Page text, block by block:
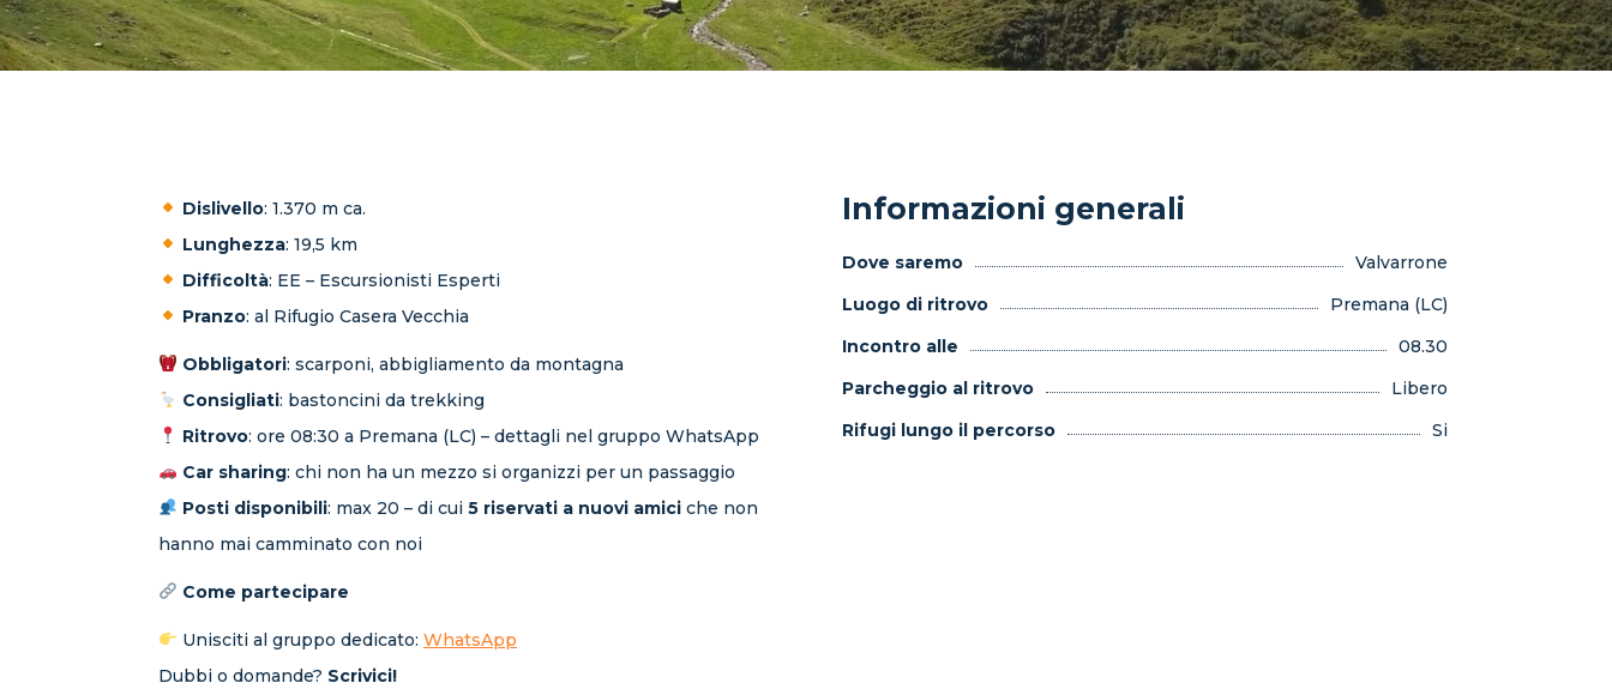
Dislivello: 1.370 m ca.
Lunghezza: 19,5 km
Difficoltà: EE – Escursionisti Esperti
Pranzo: al Rifugio Casera Vecchia
Obbligatori: scarponi, abbigliamento da montagna
Consigliati: bastoncini da trekking
Ritrovo: ore 08:30 a Premana (LC) – dettagli nel gruppo WhatsApp
Car sharing: chi non ha un mezzo si organizzi per un passaggio
Posti disponibili: max 20 – di cui 5 riservati a nuovi amiciche non
hanno mai camminato con noi
Come partecipare
Unisciti al gruppo dedicato: WhatsApp
Dubbi o domande? Scrivici!
Informazioni generali
Dove saremo
Valvarrone
Luogo di ritrovo
Premana (LC)
Incontro alle
08.30
Parcheggio al ritrovo
Libero
Rifugi lungo il percorso
Si